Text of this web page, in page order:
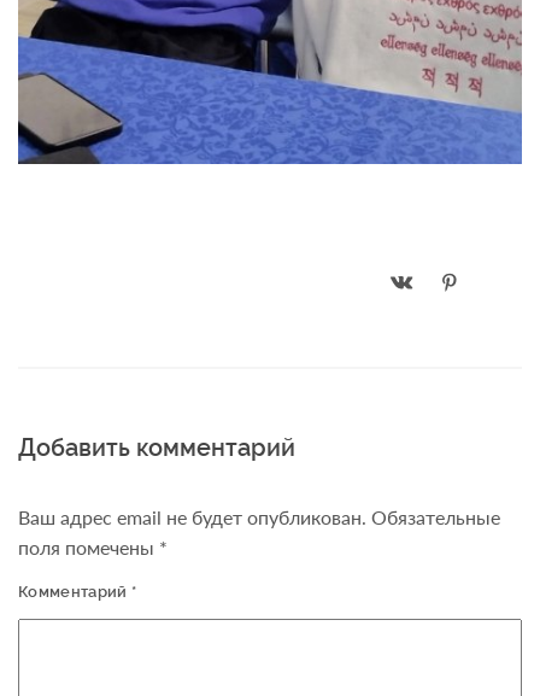
Добавить комментарий
Ваш адрес email не будет опубликован. Обязательные
поля помечены *
Комментарий *